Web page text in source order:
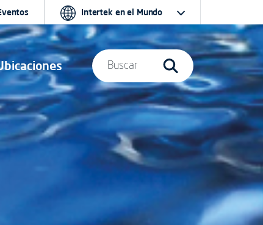
Intertek en el Mundo
Buscar